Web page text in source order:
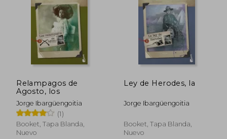
55% S/ 125,65 55%
Relampagos de
Agosto, los
Jorge Ibargüengoitia
(1)
Booket, Tapa Blanda,
Nuevo
Ley de Herodes, la
Jorge Ibargüengoitia
Booket, Tapa Blanda,
Nuevo